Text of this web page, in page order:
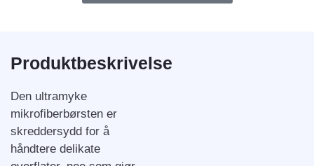
Produktbeskrivelse
Den ultramyke
mikrofiberbørsten er
skreddersydd for å
håndtere delikate